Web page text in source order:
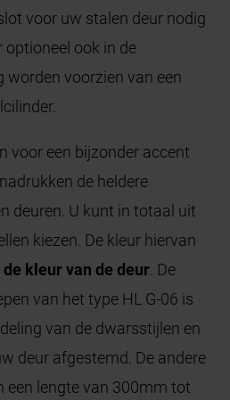
voor uw stalen deur nodig
optioneel ook in de
voorzien van een
voor een bijzonder accent
de heldere
deuren. U kunt in totaal uit
kiezen. De kleur hiervan
kleur van de deur . De
van het type HL G-06 is
van de dwarsstijlen en
deur afgestemd. De andere
een lengte van 300mm tot